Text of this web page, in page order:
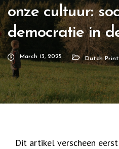
onze cultuur:
democratie in
March 13, 2025 Dutch
Dit artikel verscheen